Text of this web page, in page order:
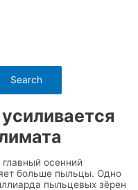
Search
осенний
больше пыльцы. Одно
пыльцевых зёрен